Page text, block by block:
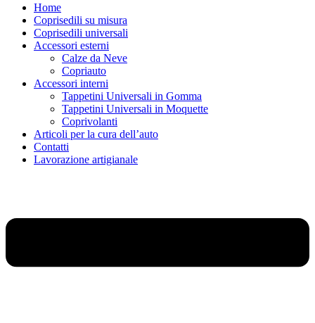
Home
Coprisedili su misura
Coprisedili universali
Accessori esterni
Calze da Neve
Copriauto
Accessori interni
Tappetini Universali in Gomma
Tappetini Universali in Moquette
Coprivolanti
Articoli per la cura dell’auto
Contatti
Lavorazione artigianale